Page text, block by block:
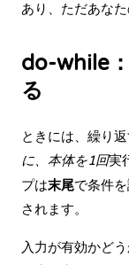
あり、ただあな
do-while
る
ときには、繰り
に、本体を1回実
プは末尾で条件
されます。
入力が有効かど